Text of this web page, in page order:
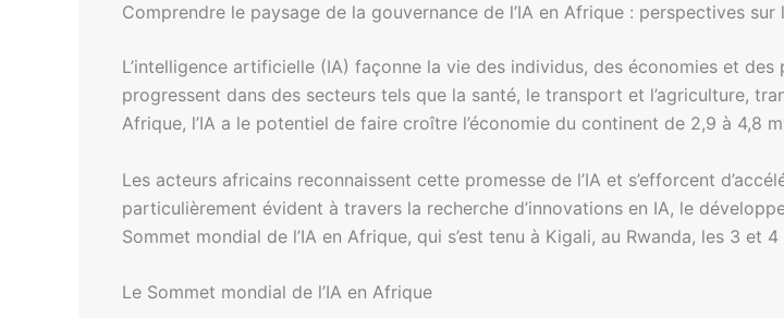
Comprendre le paysage de la gouvernance de l’IA en Afrique : perspectives
L’intelligence artificielle (IA) façonne la vie des individus, des économies et
progressent dans des secteurs tels que la santé, le transport et l’agriculture,
Afrique, l’IA a le potentiel de faire croître l’économie du continent de 2,9 à 4,8
Les acteurs africains reconnaissent cette promesse de l’IA et s’efforcent
particulièrement évident à travers la recherche d’innovations en IA, le
Sommet mondial de l’IA en Afrique, qui s’est tenu à Kigali, au Rwanda, les 3 et
Le Sommet mondial de l’IA en Afrique